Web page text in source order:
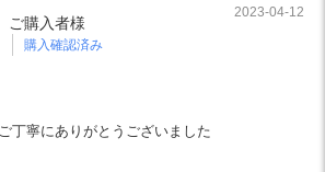
ご購入者様
購入確認済み
2023-04-12
丁寧にありがとうございました